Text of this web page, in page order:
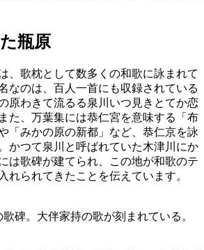
瓶原
、歌枕として数多くの和歌に詠まれて
なのは、百人一首にも収録されている
原わきて流るる泉川いつ見きとてか恋
た、万葉集には恭仁宮を意味する「布
「みかの原の新都」など、恭仁京を詠
かつて泉川と呼ばれていた木津川にか
は歌碑が建てられ、この地が和歌のテ
れられてきたことを伝えています。
碑。大伴家持の歌が刻まれている。